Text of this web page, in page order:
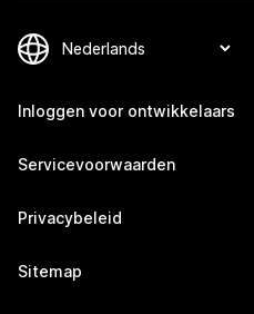
Inloggen voor ontwikkelaars
Servicevoorwaarden
Privacybeleid
Sitemap